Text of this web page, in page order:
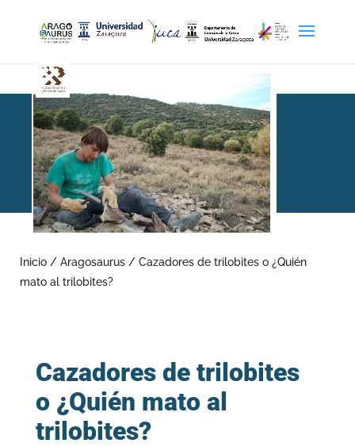
¿Quién mato al trilobites?
Inicio / Aragosaurus / Cazadores de trilobites o ¿Quién
mato al trilobites?
Cazadores de trilobites
o ¿Quién mato al
trilobites?